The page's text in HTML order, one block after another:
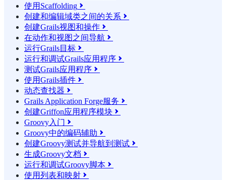
使用Scaffolding 
创建和编辑域类之间的关系 
创建Grails视图和操作 
在动作和视图之间导航 
运行Grails目标 
运行和调试Grails应用程序 
测试Grails应用程序 
使用Grails插件 
动态查找器 
Grails Application Forge服务 
创建Griffon应用程序模块 
Groovy入门 
Groovy中的编码辅助 
创建Groovy测试并导航到测试 
生成Groovy文档 
运行和调试Groovy脚本 
使用列表和映射 